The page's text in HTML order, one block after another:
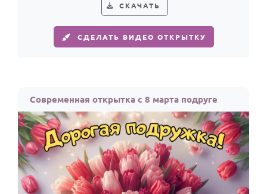
СКАЧАТЬ
СДЕЛАТЬ ВИДЕО ОТКРЫТКУ
Современная открытка с 8 марта подруге